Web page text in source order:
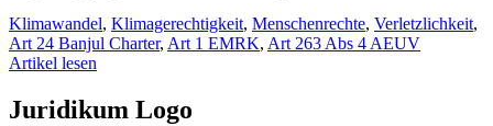
Klimawandel, Klimagerechtigkeit, Menschenrechte, Verletzlichkeit,
Art 24 Banjul Charter, Art 1 EMRK, Art 263 Abs 4 AEUV
Artikel lesen
Juridikum Logo